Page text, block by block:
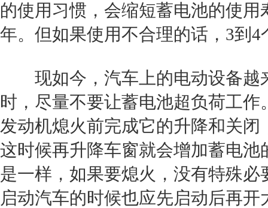
的使用习惯，会缩短蓄电池的使
年。但如果使用不合理的话，3到
现如今，汽车上的电动设备越
时，尽量不要让蓄电池超负荷工作
发动机熄火前完成它的升降和关闭
这时候再升降车窗就会增加蓄电
是一样，如果要熄火，没有特殊
启动汽车的时候也应先启动后再